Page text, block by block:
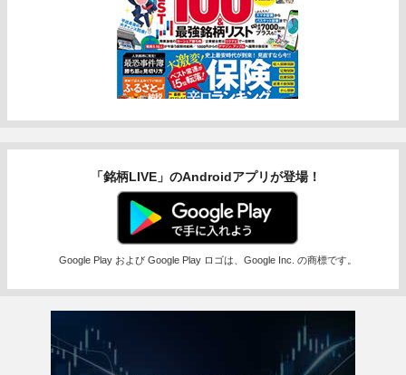
「銘柄LIVE」のAndroidアプリが登場！
Google Play および Google Play ロゴは、Google Inc. の商標です。